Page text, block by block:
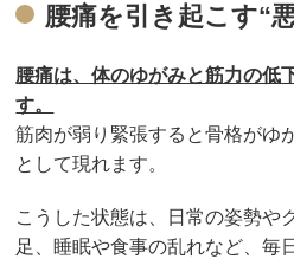
腰痛を引き起こす“
腰痛は、体のゆがみと筋力の低
す。
筋肉が弱り緊張すると骨格がゆ
として現れます。
こうした状態は、日常の姿勢や
足、睡眠や食事の乱れなど、毎